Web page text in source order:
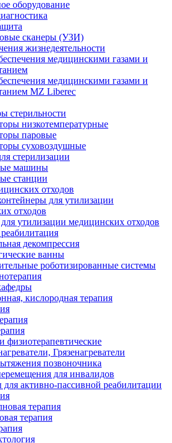
оборудование
сканеры (УЗИ)
жизнедеятельности
медицинскими газами и
медицинскими газами и
MZ Liberec
стерильности
низкотемпературные
паровые
суховоздушные
стерилизации
машины
станции
отходов
для утилизации
отходов
утилизации медицинских отходов
декомпрессия
ванны
роботизированные системы
кислородная терапия
физиотерапевтические
Грязенагреватели
позвоночника
для инвалидов
активно-пассивной реабилитации
терапия
терапия